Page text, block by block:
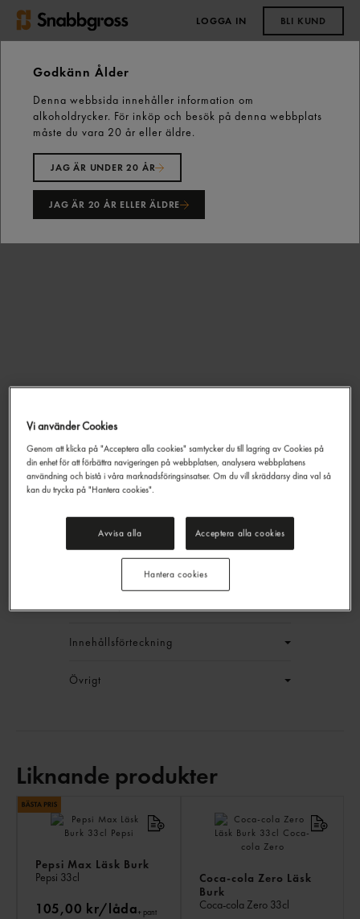
LOGGA IN BLI KUND
Start Kall dryck
Läsk
Coca-cola Zero Läsk Pet 50cl Coca-cola Zero
Coca-cola Zero Läsk Pet
Coca-cola Zero50cl
285,60 kr/låda
Jmf.pris : 23,80 kr /l + pant
EAN:
5449000134332
LOGGA IN
Innehållsförteckning
Övrigt
Liknande produkter
Pepsi Max Läsk Burk
Pepsi 33cl
105,00 kr/låda+ pant
Coca-cola Zero Läsk
Burk
Coca-cola Zero 33cl
Godkänn Ålder
Denna webbsida innehåller information om
alkoholdrycker. För inköp och besök på denna webbplats
måste du vara 20 år eller äldre.
JAG ÄR UNDER 20 ÅR
JAG ÄR 20 ÅR ELLER ÄLDRE
Vi använder Cookies
Genom att klicka på "Acceptera alla cookies" samtycker du till lagring av Cookies på
din enhet för att förbättra navigeringen på webbplatsen, analysera webbplatsens
användning och bistå i våra marknadsföringsinsatser. Om du vill skräddarsy dina val så
kan du trycka på "Hantera cookies".
Avvisa alla Acceptera alla cookies
Hantera cookies